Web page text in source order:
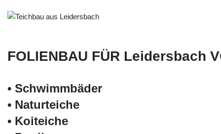
FOLIENBAU FÜR Leidersbach
• Schwimm­bäder
• Naturteiche
• Koiteiche